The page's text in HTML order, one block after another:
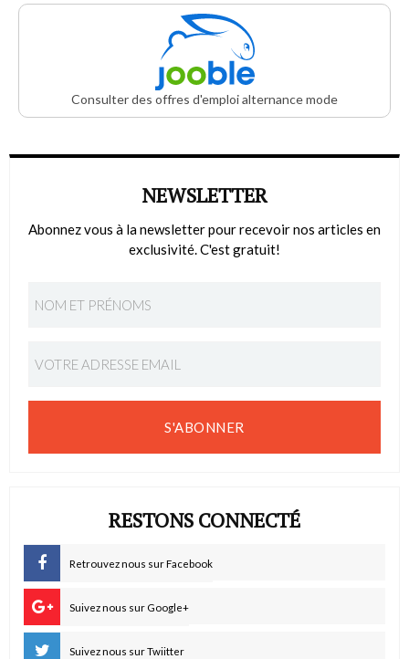
Consulter des offres d'emploi alternance mode
NEWSLETTER
Abonnez vous à la newsletter pour recevoir nos articles en
exclusivité. C'est gratuit!
S'ABONNER
RESTONS CONNECTÉ
Retrouvez nous sur Facebook
Suivez nous sur Google+
Suivez nous sur Twiitter